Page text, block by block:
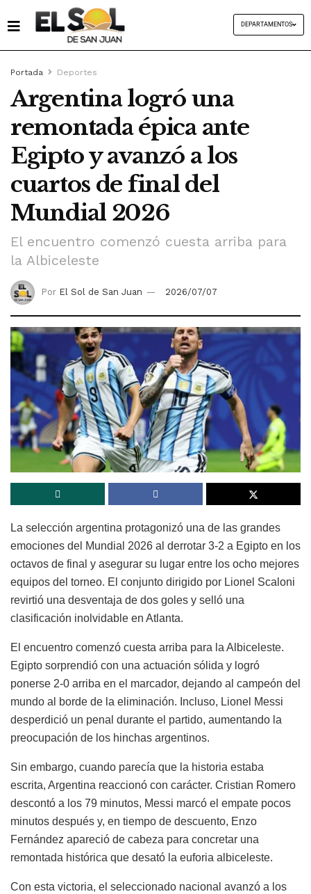
DEPARTAMENTOS
Portada Deportes
Argentina logró una
remontada épica ante
Egipto y avanzó a los
cuartos de final del
Mundial 2026
El encuentro comenzó cuesta arriba para
la Albiceleste
Por El Sol de San Juan 2026/07/07
La selección argentina protagonizó una de las grandes
emociones del Mundial 2026 al derrotar 3-2 a Egipto en los
octavos de final y asegurar su lugar entre los ocho mejores
equipos del torneo. El conjunto dirigido por Lionel Scaloni
revirtió una desventaja de dos goles y selló una
clasificación inolvidable en Atlanta.
El encuentro comenzó cuesta arriba para la Albiceleste.
Egipto sorprendió con una actuación sólida y logró
ponerse 2-0 arriba en el marcador, dejando al campeón del
mundo al borde de la eliminación. Incluso, Lionel Messi
desperdició un penal durante el partido, aumentando la
preocupación de los hinchas argentinos.
Sin embargo, cuando parecía que la historia estaba
escrita, Argentina reaccionó con carácter. Cristian Romero
descontó a los 79 minutos, Messi marcó el empate pocos
minutos después y, en tiempo de descuento, Enzo
Fernández apareció de cabeza para concretar una
remontada histórica que desató la euforia albiceleste.
Con esta victoria, el seleccionado nacional avanzó a los